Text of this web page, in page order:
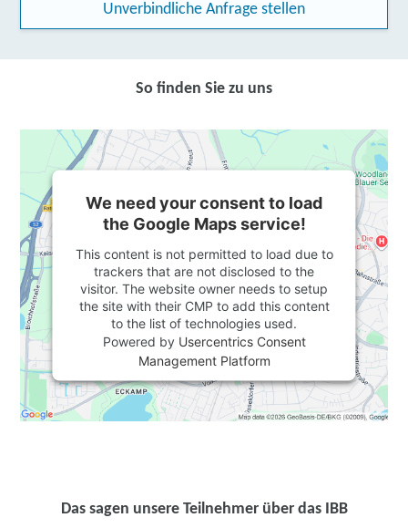
Unverbindliche Anfrage stellen
So finden Sie zu uns
We need your consent to load
the Google Maps service!
This content is not permitted to load due to
trackers that are not disclosed to the
visitor. The website owner needs to setup
the site with their CMP to add this content
to the list of technologies used.
Powered by Usercentrics Consent
Management Platform
Das sagen unsere Teilnehmer über das IBB